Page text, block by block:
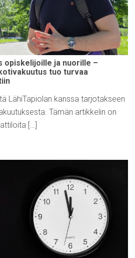
opiskelijoille ja nuorille –
kotivakuutus tuo turvaa
LähiTapiolan kanssa tarjotakseen
Tämän artikkelin on
[…]